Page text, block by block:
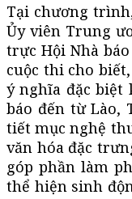
Tại chương
Ủy viên Trung
trực Hội Nhà
cuộc thi cho
ý nghĩa đặc biệt
báo đến từ Lào,
tiết mục nghệ
văn hóa đặc
góp phần làm
thể hiện sinh